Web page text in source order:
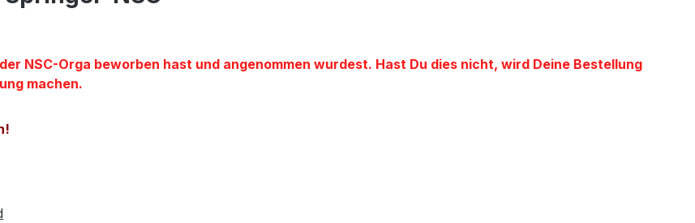
NSC-Orga beworben hast und angenommen wurdest. Hast Du dies nicht, wird Deine Bestellung
machen.